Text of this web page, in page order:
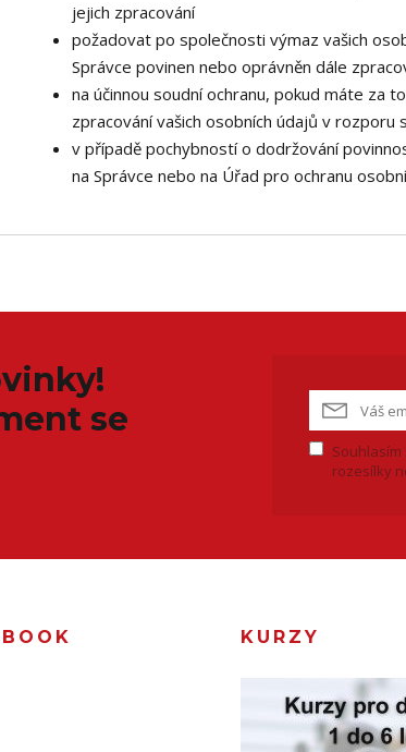
jejich zpracování
požadovat po společnosti výmaz vašich
Správce povinen nebo oprávněn dále
na účinnou soudní ochranu, pokud máte za
zpracování vašich osobních údajů v rozporu
v případě pochybností o dodržování
na Správce nebo na Úřad pro ochranu
se
Souhlasím
rozesílky
KURZY